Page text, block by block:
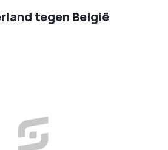
tegen België